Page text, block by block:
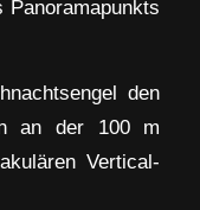
den
an der 100 m
Vertical-